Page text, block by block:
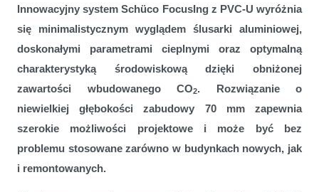
Okna Schüco FocusIng z PVC-U o obniżonym śladzie węglowym
Innowacyjny system Schüco FocusIng z PVC-U wyróżnia
się minimalistycznym wyglądem ślusarki aluminiowej,
doskonałymi parametrami cieplnymi oraz optymalną
charakterystyką środowiskową dzięki obniżonej
zawartości wbudowanego CO2. Rozwiązanie o
niewielkiej głębokości zabudowy 70 mm zapewnia
szerokie możliwości projektowe i może być bez
problemu stosowane zarówno w budynkach nowych, jak
i remontowanych.